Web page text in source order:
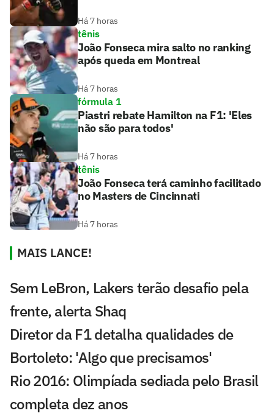
Há 7 horas
tênis
João Fonseca mira salto no ranking
após queda em Montreal
Há 7 horas
fórmula 1
Piastri rebate Hamilton na F1: 'Eles
não são para todos'
Há 7 horas
tênis
João Fonseca terá caminho facilitado
no Masters de Cincinnati
Há 7 horas
MAIS LANCE!
Sem LeBron, Lakers terão desafio pela
frente, alerta Shaq
Diretor da F1 detalha qualidades de
Bortoleto: 'Algo que precisamos'
Rio 2016: Olimpíada sediada pelo Brasil
completa dez anos